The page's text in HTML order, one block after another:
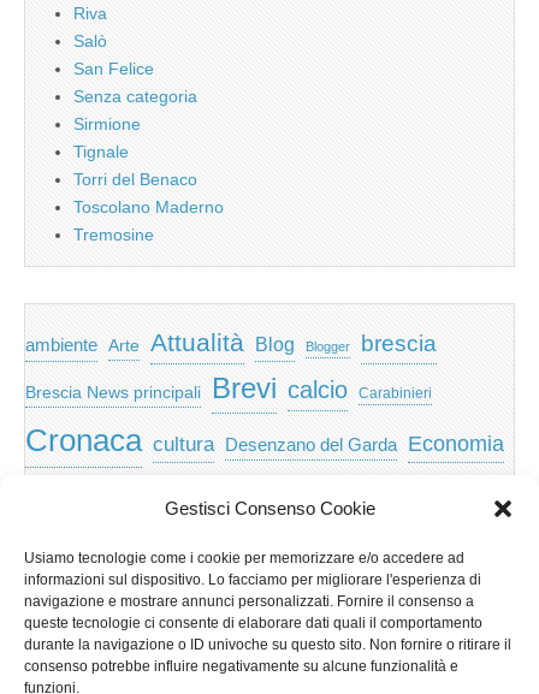
Gestisci Consenso Cookie
Usiamo tecnologie come i cookie per memorizzare e/o accedere ad
informazioni sul dispositivo. Lo facciamo per migliorare l'esperienza di
navigazione e mostrare annunci personalizzati. Fornire il consenso a
queste tecnologie ci consente di elaborare dati quali il comportamento
durante la navigazione o ID univoche su questo sito. Non fornire o ritirare il
consenso potrebbe influire negativamente su alcune funzionalità e
funzioni.
Riva
Salò
San Felice
Senza categoria
Sirmione
Tignale
Torri del Benaco
Toscolano Maderno
Tremosine
ambiente Arte Attualità Blog Blogger brescia
Brescia News principali Brevi calcio Carabinieri
Cronaca cultura Desenzano del Garda Economia
lago di garda Musica Nera news Notizie
Notizie dal Garda
Notizie Lombardia
Notizie per categoria Notizie Provincia di Brescia